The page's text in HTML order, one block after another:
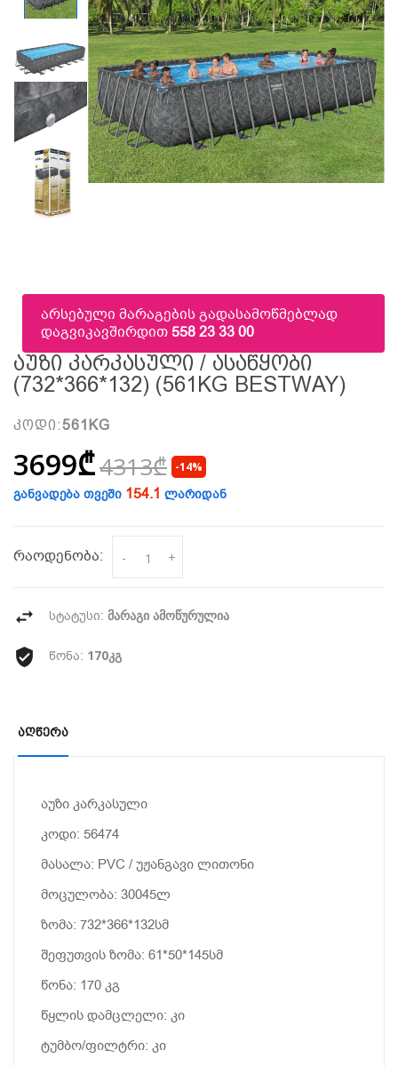
არსებული მარაგების გადასამოწმებლად
დაგვიკავშირდით558 23 33 00
Აუზი Კარკასული / Ასაწყობი
(732*366*132) (561KG BESTWAY)
კოდი:561KG
3699₾4313₾ -14%
განვადება თვეში 154.1 ლარიდან
რაოდენობა: - +
სტატუსი: მარაგი ამოწურულია
წონა: 170კგ
Აღწერა
აუზი კარკასული
კოდი: 56474
მასალა: PVC / უჟანგავი ლითონი
მოცულობა: 30045ლ
ზომა: 732*366*132სმ
შეფუთვის ზომა: 61*50*145სმ
წონა: 170 კგ
წყლის დამცლელი: კი
ტუმბო/ფილტრი: კი